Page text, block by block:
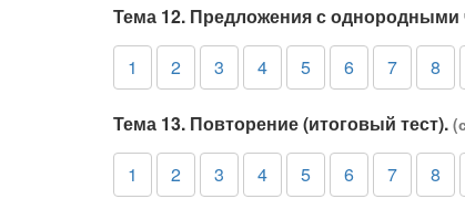
Тема 12. Предложения с
1 2 3 4 5 6 7 8
Тема 13. Повторение (итоговый тест).
1 2 3 4 5 6 7 8